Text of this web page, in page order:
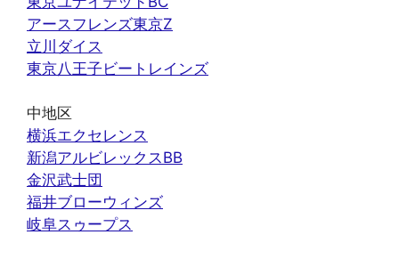
アースフレンズ東京Z
立川ダイス
東京八王子ビートレインズ
中地区
横浜エクセレンス
新潟アルビレックスBB
金沢武士団
福井ブローウィンズ
岐阜スゥープス